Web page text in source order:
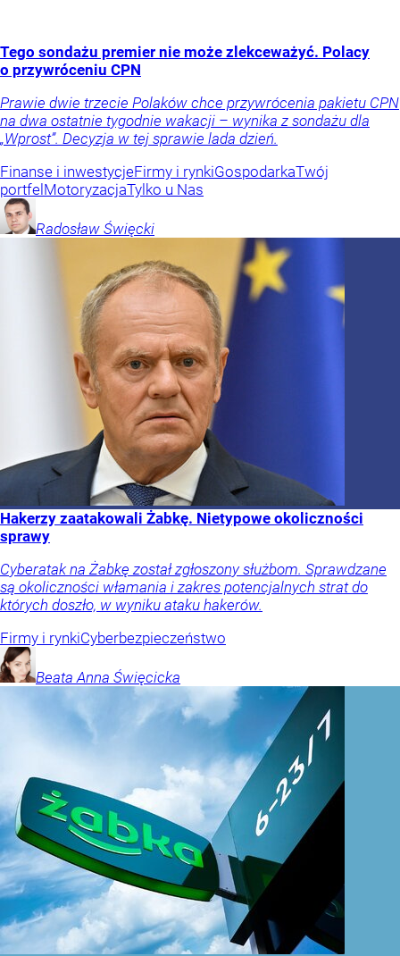
Tego sondażu premier nie może zlekceważyć. Polacy
o przywróceniu CPN
Prawie dwie trzecie Polaków chce przywrócenia pakietu CPN
na dwa ostatnie tygodnie wakacji – wynika z sondażu dla
„Wprost”. Decyzja w tej sprawie lada dzień.
Finanse i inwestycjeFirmy i rynkiGospodarkaTwój
portfelMotoryzacjaTylko u Nas
Radosław Święcki
Hakerzy zaatakowali Żabkę. Nietypowe okoliczności
sprawy
Cyberatak na Żabkę został zgłoszony służbom. Sprawdzane
są okoliczności włamania i zakres potencjalnych strat do
których doszło, w wyniku ataku hakerów.
Firmy i rynkiCyberbezpieczeństwo
Beata Anna Święcicka